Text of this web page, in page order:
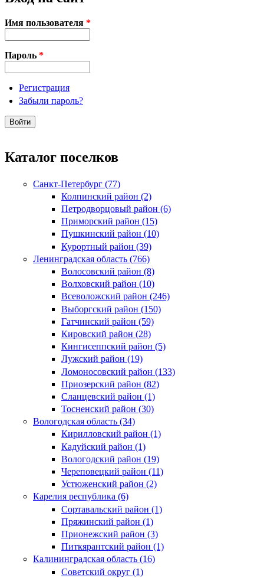
Имя пользователя *
Пароль *
Регистрация
Забыли пароль?
Каталог поселков
Санкт-Петербург (77)
Колпинский район (2)
Петродворцовый район (6)
Приморский район (15)
Пушкинский район (10)
Курортный район (39)
Ленинградская область (766)
Волосовский район (8)
Волховский район (10)
Всеволожский район (246)
Выборгский район (150)
Гатчинский район (59)
Кировский район (28)
Кингисеппский район (5)
Лужский район (19)
Ломоносовский район (133)
Приозерский район (82)
Сланцевский район (1)
Тосненский район (30)
Вологодская область (34)
Кирилловский район (1)
Кадуйский район (1)
Вологодский район (19)
Череповецкий район (11)
Устюженский район (2)
Карелия республика (6)
Сортавальский район (1)
Пряжинский район (1)
Прионежский район (3)
Питкярантский район (1)
Калининградская область (16)
Советский округ (1)